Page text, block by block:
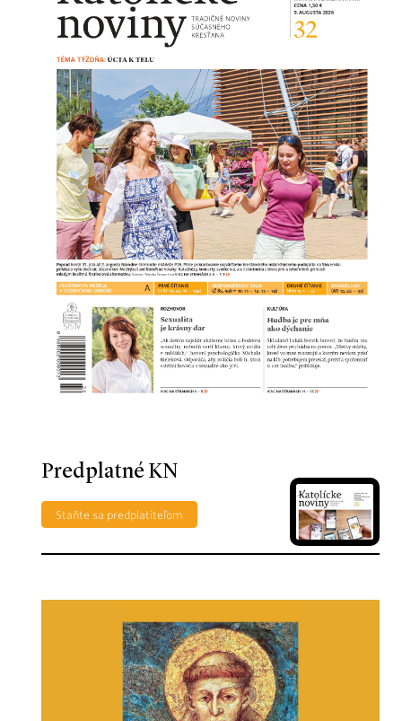
Predplatné KN
Staňte sa predplatiteľom